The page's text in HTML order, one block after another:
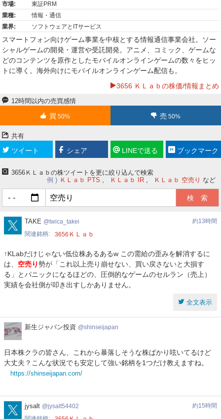
ク
市場:
東証PRM
業種:
情報・通信
業界:
ソフトウェアとITサービス
スマートフォン向けゲーム事業を中核とする情報通信事業会社。ソー
シャルゲームの開発・運営や受託開発。アニメ、コミック、ゲームな
どのコンテンツを原作としたモバイルオンラインゲームの数々をヒッ
トに導く。海外向けにモバイルオンラインゲーム配信も。
3656 ＫＬａｂの株価/情報まとめ
12時間以内の売買感情
買 50% 売 50%
共有
ツイート シェア LINEで送る ブックマーク
3656ＫＬａｂの株ツイートを更に絞り込んで検索
例
ＫＬａｂ PTS ＫＬａｂ IR ＫＬａｂ 空売り など
twica_takei
TAKE twica_takei
約13時間
関連銘柄
3656 ＫＬａｂ
↑KLabだけじゃない低位株あるあるw この需給の歪みを解消するに
は、 空売り勢が「これ以上売り崩せない、買い戻さないと大損す
る」とパニックになるほどの、圧倒的なゲームのセルラン（売上）
実績を会社側が叩き出すしかありません。
全文表示
新
ャ
パ
ン
新生ジャパン投資 shinseijapan
日本株クラの皆さん、これから暴落しそうな株ばかり呟いてるけど
大丈夫？こんな状況でも安定して強い銘柄を1つだけ教えますね。
https://shinseijapan.com/
jysalt54402
jysalt jysalt54402
約15時間